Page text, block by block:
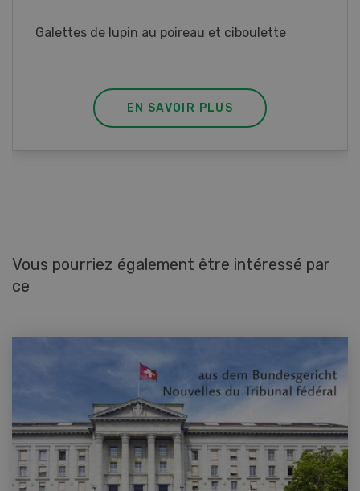
Rouleaux de printemps aux poulet
EN SAVOIR PLUS
Vous pourriez également être intéressé par
ce